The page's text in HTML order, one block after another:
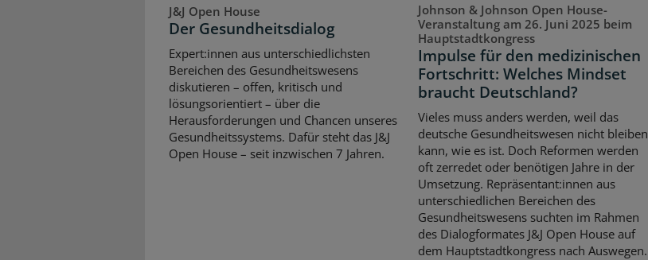
J&J Open House
Der Gesundheitsdialog
Expert:innen aus unterschiedlichsten
Bereichen des Gesundheitswesens
diskutieren – offen, kritisch und
lösungsorientiert – über die
Herausforderungen und Chancen unseres
Gesundheitssystems. Dafür steht das J&J
Open House – seit inzwischen 7 Jahren.
Johnson & Johnson Open House-
Veranstaltung am 26. Juni 2025 beim
Hauptstadtkongress
Impulse für den medizinischen
Fortschritt: Welches Mindset
braucht Deutschland?
Vieles muss anders werden, weil das
deutsche Gesundheitswesen nicht bleiben
kann, wie es ist. Doch Reformen werden
oft zerredet oder benötigen Jahre in der
Umsetzung. Repräsentant:innen aus
unterschiedlichen Bereichen des
Gesundheitswesens suchten im Rahmen
des Dialogformates J&J Open House auf
dem Hauptstadtkongress nach Auswegen.